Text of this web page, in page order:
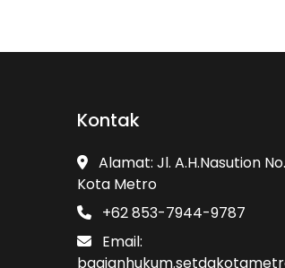
Kontak
Alamat: Jl. A.H.Nasution
Kota Metro
+62 853-7944-9787
Email: